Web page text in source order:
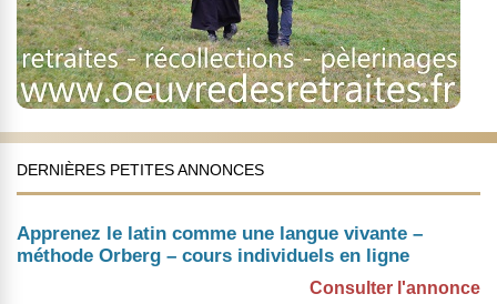
DERNIÈRES PETITES ANNONCES
Apprenez le latin comme une langue vivante –
méthode Orberg – cours individuels en ligne
Consulter l'annonce